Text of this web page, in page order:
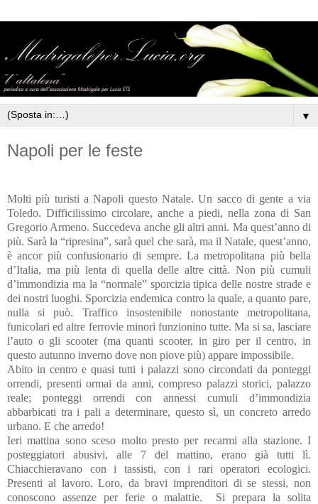
▼
Napoli per le feste
Molti più turisti a Napoli questo Natale. Un sacco di gente a via
Toledo. Difficilissimo circolare, anche a piedi, nella zona di San
Gregorio Armeno. Succedeva anche gli altri anni. Ma quest’anno di
più. Sarà la “ripresina”, sarà quel che sarà, ma il Natale, quest’anno,
è ancor più confusionario di sempre. La metropolitana più bella
d’Italia, ma più lenta di quella delle altre città. Non più cumuli
d’immondizia ma la “normale” sporcizia tipica delle nostre strade e
dei nostri luoghi. Sporcizia endemica contro la quale, a quanto pare,
nulla si può. Traffico insostenibile nonostante metropolitana,
funicolari ed altre ferrovie minori funzionino tutte. Ma si sa, lasciare
l’auto o gli scooter (ma quanti scooter, in giro per il centro, in
questo autunno inverno dove non piove più) appare impossibile.
Abito in centro e quasi tutti i palazzi sono circondati da ponteggi
orrendi, presenti ormai da anni, compreso palazzi storici, palazzo
reale; ponteggi orrendi con annessi cumuli d’immondizia
abbarbicati tra i pali a determinare, questo sì, un concreto arredo
urbano. E che arredo!
Ieri mattina sono sceso molto presto per recarmi alla stazione. I
posteggiatori abusivi, alle 7 del mattino, erano già tutti lì.
Chiacchieravano con i tassisti, con i rari operatori ecologici.
Presenti al lavoro. Loro, da bravi imprenditori di se stessi, non
conoscono assenze per ferie o malattie.
Si prepara la solita